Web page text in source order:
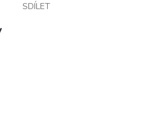
SDÍLET